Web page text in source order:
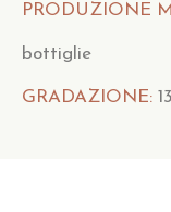
PRODUZIONE
bottiglie
GRADAZIONE: